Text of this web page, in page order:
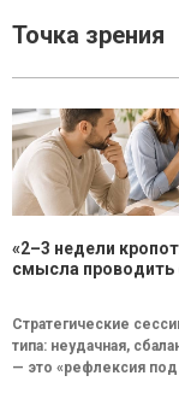
Точка зрения
«2–3 недели
смысла проводить
Стратегические
типа: неудачная,
— это «рефлексия под